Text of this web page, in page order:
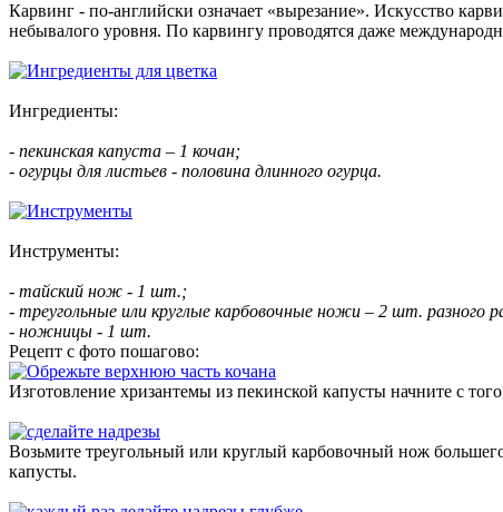
Карвинг - по-английски означает «вырезание». Искусство
небывалого уровня. По карвингу проводятся даже
Ингредиенты:
- пекинская капуста – 1 кочан;
- огурцы для листьев - половина длинного огурца.
Инструменты:
- тайский нож - 1 шт.;
- треугольные или круглые карбовочные ножи – 2 шт. разного
- ножницы - 1 шт.
Рецепт с фото пошагово:
Изготовление хризантемы из пекинской капусты начните с
Возьмите треугольный или круглый карбовочный нож
капусты.